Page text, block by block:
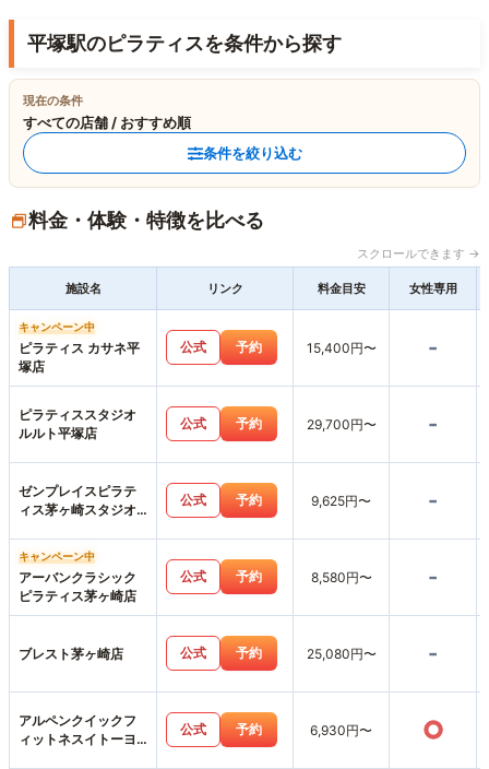
平塚駅のピラティスを条件から探す
現在の条件
すべての店舗 / おすすめ順
条件を絞り込む
料金・体験・特徴を比べる
スクロールできます →
施設名 リンク 料金目安 女性専用
キャンペーン中
ピラティス カサネ平
塚店
公式 予約 15,400円〜 -
ピラティススタジオ
ルルト平塚店
公式 予約 29,700円〜 -
ゼンプレイスピラテ
ィス茅ヶ崎スタジオ
公式 予約 9,625円〜 -
キャンペーン中
アーバンクラシック
ピラティス茅ヶ崎店
公式 予約 8,580円〜 -
ブレスト茅ヶ崎店 公式 予約 25,080円〜 -
アルペンクイックフ
ィットネスイトーヨ
公式 予約 6,930円〜 ○